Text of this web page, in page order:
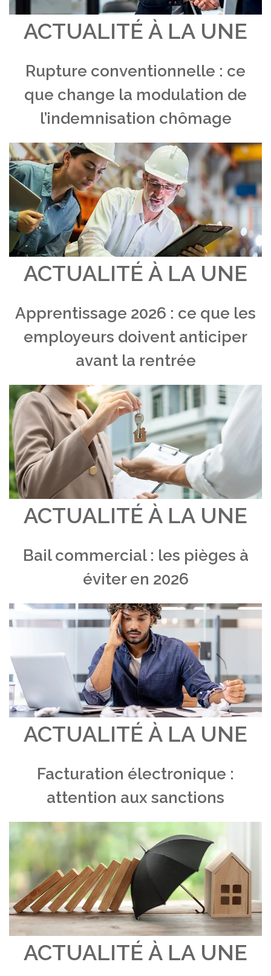
ACTUALITÉ À LA UNE
Rupture conventionnelle : ce
que change la modulation de
l’indemnisation chômage
ACTUALITÉ À LA UNE
Apprentissage 2026 : ce que les
employeurs doivent anticiper
avant la rentrée
ACTUALITÉ À LA UNE
Bail commercial : les pièges à
éviter en 2026
ACTUALITÉ À LA UNE
Facturation électronique :
attention aux sanctions
ACTUALITÉ À LA UNE